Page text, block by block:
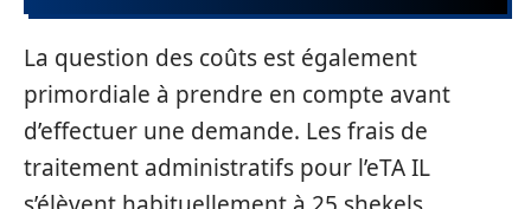
La question des coûts est également
primordiale à prendre en compte avant
d’effectuer une demande. Les frais de
traitement administratifs pour l’eTA IL